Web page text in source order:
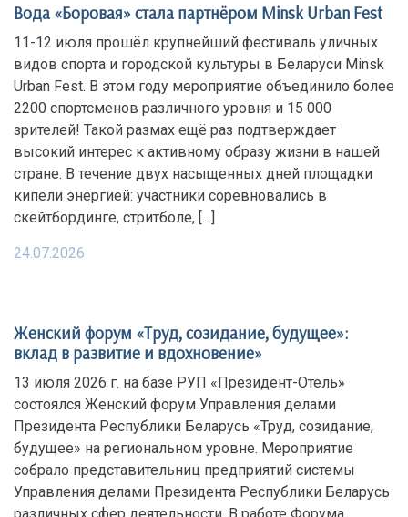
Вода «Боровая» стала партнёром Minsk Urban Fest
11-12 июля прошёл крупнейший фестиваль уличных
видов спорта и городской культуры в Беларуси Minsk
Urban Fest. В этом году мероприятие объединило более
2200 спортсменов различного уровня и 15 000
зрителей! Такой размах ещё раз подтверждает
высокий интерес к активному образу жизни в нашей
стране. В течение двух насыщенных дней площадки
кипели энергией: участники соревновались в
скейтбординге, стритболе, […]
24.07.2026
Женский форум «Труд, созидание, будущее»:
вклад в развитие и вдохновение»
13 июля 2026 г. на базе РУП «Президент-Отель»
состоялся Женский форум Управления делами
Президента Республики Беларусь «Труд, созидание,
будущее» на региональном уровне. Мероприятие
собрало представительниц предприятий системы
Управления делами Президента Республики Беларусь